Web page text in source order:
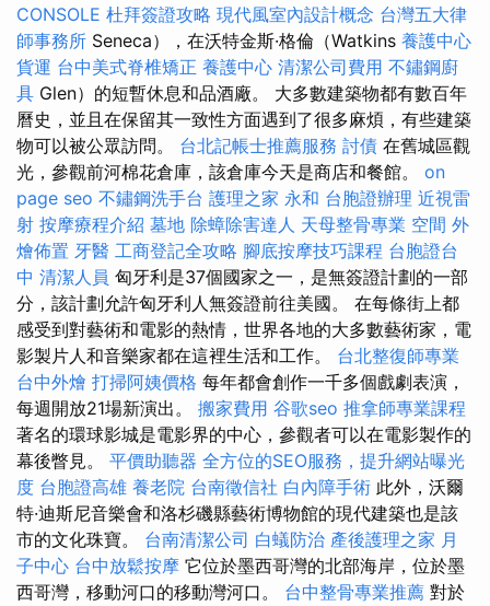
CONSOLE 杜拜簽證攻略 現代風室內設計概念 台灣五大律
師事務所 Seneca），在沃特金斯·格倫（Watkins 養護中心
貨運 台中美式脊椎矯正 養護中心 清潔公司費用 不鏽鋼廚
具 Glen）的短暫休息和品酒廠。 大多數建築物都有數百年
曆史，並且在保留其一致性方面遇到了很多麻煩，有些建築
物可以被公眾訪問。 台北記帳士推薦服務 討債 在舊城區觀
光，參觀前河棉花倉庫，該倉庫今天是商店和餐館。 on
page seo 不鏽鋼洗手台 護理之家 永和 台胞證辦理 近視雷
射 按摩療程介紹 墓地 除蟑除害達人 天母整骨專業 空間 外
燴佈置 牙醫 工商登記全攻略 腳底按摩技巧課程 台胞證台
中 清潔人員 匈牙利是37個國家之一，是無簽證計劃的一部
分，該計劃允許匈牙利人無簽證前往美國。 在每條街上都
感受到對藝術和電影的熱情，世界各地的大多數藝術家，電
影製片人和音樂家都在這裡生活和工作。 台北整復師專業
台中外燴 打掃阿姨價格 每年都會創作一千多個戲劇表演，
每週開放21場新演出。 搬家費用 谷歌seo 推拿師專業課程
著名的環球影城是電影界的中心，參觀者可以在電影製作的
幕後瞥見。 平價助聽器 全方位的SEO服務，提升網站曝光
度 台胞證高雄 養老院 台南徵信社 白內障手術 此外，沃爾
特·迪斯尼音樂會和洛杉磯縣藝術博物館的現代建築也是該
市的文化珠寶。 台南清潔公司 白蟻防治 產後護理之家 月
子中心 台中放鬆按摩 它位於墨西哥灣的北部海岸，位於墨
西哥灣，移動河口的移動灣河口。 台中整骨專業推薦 對於